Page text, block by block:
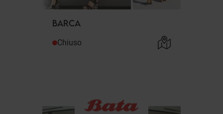
BARCA
Chiuso